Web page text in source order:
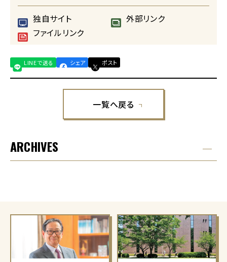
独自サイト
外部リンク
ファイルリンク
LINEで送る シェア ポスト
一覧へ戻る
ARCHIVES